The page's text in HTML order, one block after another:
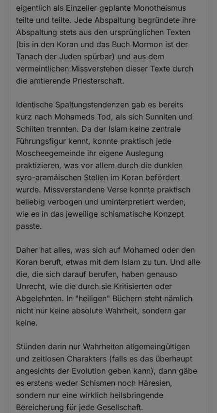
eigentlich als Einzeller geplante Monotheismus
teilte und teilte. Jede Abspaltung begründete ihre
Abspaltung stets aus den ursprünglichen Texten
(bis in den Koran und das Buch Mormon ist der
Tanach der Juden spürbar) und aus dem
vermeintlichen Missverstehen dieser Texte durch
die amtierende Priesterschaft.
Identische Spaltungstendenzen gab es bereits
kurz nach Mohameds Tod, als sich Sunniten und
Schiiten trennten. Da der Islam keine zentrale
Führungsfigur kennt, konnte praktisch jede
Moscheegemeinde ihr eigene Auslegung
praktizieren, was vor allem durch die dunklen
syro-aramäischen Stellen im Koran befördert
wurde. Missverstandene Verse konnte praktisch
beliebig verbogen und uminterpretiert werden,
wie es in das jeweilige schismatische Konzept
passte.
Daher hat alles, was sich auf Mohamed oder den
Koran beruft, etwas mit dem Islam zu tun. Und alle
die, die sich darauf berufen, haben genauso
Unrecht, wie die durch sie Kritisierten oder
Abgelehnten. In "heiligen" Büchern steht nämlich
nicht nur keine absolute Wahrheit, sondern gar
keine.
Stünden darin nur Wahrheiten allgemeingültigen
und zeitlosen Charakters (falls es das überhaupt
angesichts der Evolution geben kann), dann gäbe
es erstens weder Schismen noch Häresien,
sondern nur eine wirklich heilsbringende
Bereicherung für jede Gesellschaft.